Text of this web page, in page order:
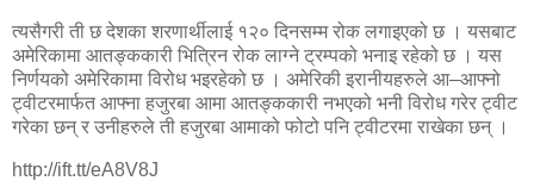
त्यसैगरी ती छ देशका शरणार्थीलाई १२० दिनसम्म रोक लगाइएको छ । यसबाट
अमेरिकामा आतङ्ककारी भित्रिन रोक लाग्ने ट्रम्पको भनाइ रहेको छ । यस
निर्णयको अमेरिकामा विरोध भइरहेको छ । अमेरिकी इरानीयहरुले आ–आफ्नो
ट्वीटरमार्फत आफ्ना हजुरबा आमा आतङ्ककारी नभएको भनी विरोध गरेर ट्वीट
गरेका छन् र उनीहरुले ती हजुरबा आमाको फोटो पनि ट्वीटरमा राखेका छन् ।
http://ift.tt/eA8V8J